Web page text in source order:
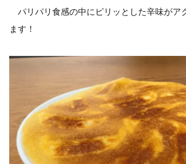
パリパリ食感の中にピリッとした辛味がア
ます！